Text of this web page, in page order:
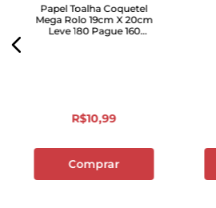
Papel Toalha Coquetel
Mega Rolo 19cm X 20cm
Leve 180 Pague 160
R$10,99
Comprar